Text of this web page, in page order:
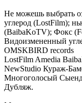
Не можешь выбрать
углерод (LostFilm);
(BaibaKoTV); Фокс
Видоизмененный
OMSKBIRD records
LostFilm Amedia
NewStudio Кураж-
Многоголосый
Дубляж.